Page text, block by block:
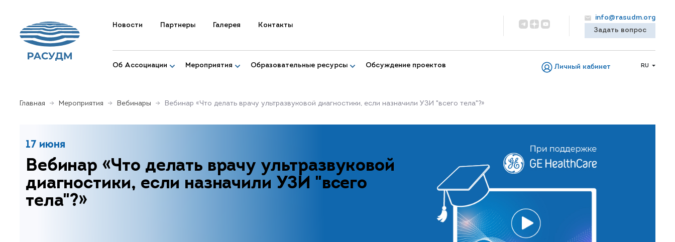
Новости Партнеры Галерея Контакты
info@rasudm.org
Задать вопрос
Об Ассоциации Мероприятия Образовательные ресурсы Обсуждение проектов Личный кабинет RU
Главная Мероприятия Вебинары Вебинар «Что делать врачу ультразвуковой диагностики, если назначили УЗИ "всего тела"?»
17 июня
Вебинар «Что делать врачу ультразвуковой
диагностики, если назначили УЗИ "всего
тела"?»